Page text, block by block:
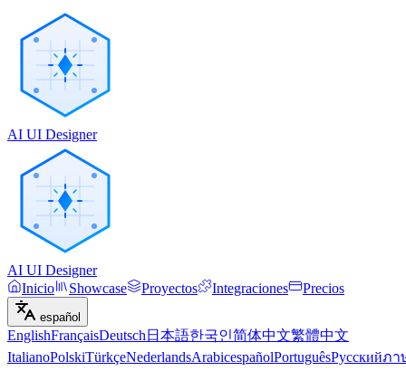
AI UI Designer
AI UI Designer
Inicio
Showcase Proyectos Integraciones Precios
español
EnglishFrançaisDeutsch 日本語한국인简体中文繁體中文
ItalianoPolskiTürkçeNederlandsArabicespañolPortuguêsРусскийภา